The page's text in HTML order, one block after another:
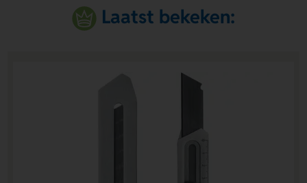
Laatst bekeken: